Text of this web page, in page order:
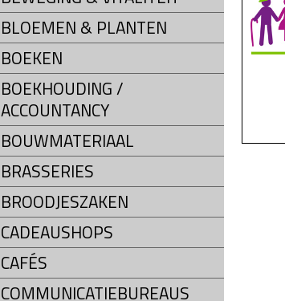
BLOEMEN & PLANTEN
BOEKEN
BOEKHOUDING /
ACCOUNTANCY
BOUWMATERIAAL
BRASSERIES
BROODJESZAKEN
CADEAUSHOPS
CAFÉS
COMMUNICATIEBUREAUS